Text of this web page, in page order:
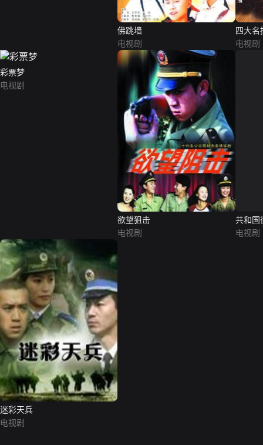
佛跳墙
电视剧
四大名
电视剧
彩票梦
电视剧
欲望狙击
电视剧
共和国
电视剧
迷彩天兵
电视剧